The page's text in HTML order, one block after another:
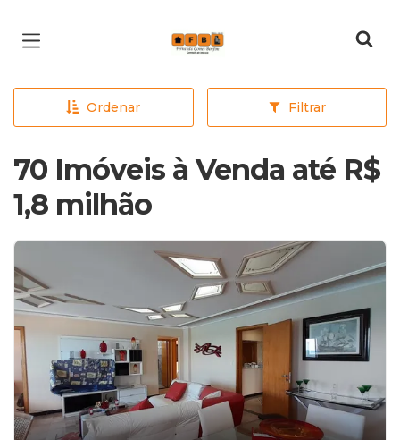
Página inicial
Ordenar Filtrar
70 Imóveis à Venda até R$
1,8 milhão